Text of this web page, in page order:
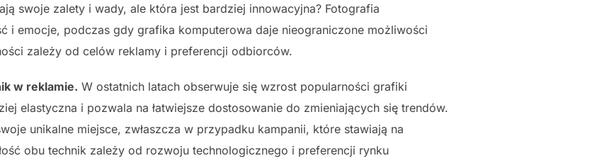
swoje zalety i wady, ale która jest bardziej innowacyjna? Fotografia
i emocje, podczas gdy grafika komputerowa daje nieograniczone możliwości
zależy od celów reklamy i preferencji odbiorców.
w reklamie. W ostatnich latach obserwuje się wzrost popularności grafiki
elastyczna i pozwala na łatwiejsze dostosowanie do zmieniających się trendów.
unikalne miejsce, zwłaszcza w przypadku kampanii, które stawiają na
obu technik zależy od rozwoju technologicznego i preferencji rynku